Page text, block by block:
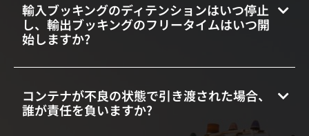
輸入ブッキングのディテンションはいつ停止
し、輸出ブッキングのフリータイムはいつ開
始しますか?
コンテナが不良の状態で引き渡された場合、
誰が責任を負いますか?